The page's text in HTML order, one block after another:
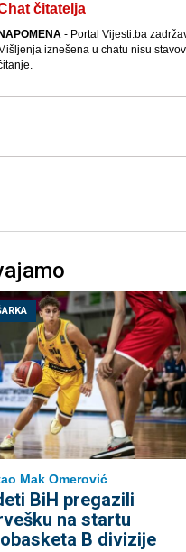
čitatelja
NAPOMENA- Portal Vijesti.ba
Mišljenja iznešena u chatu nisu
Mak Omerović
BiH pregazili
na startu
B divizije